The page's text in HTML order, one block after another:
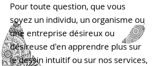
Pour toute question, que vous
soyez un individu, un organisme ou
une entreprise désireux ou
désireuse d'en apprendre plus sur
le dessin intuitif ou sur nos services,